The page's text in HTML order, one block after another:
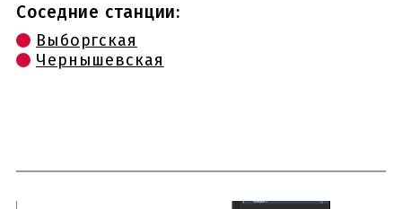
Соседние станции:
Выборгская
Чернышевская